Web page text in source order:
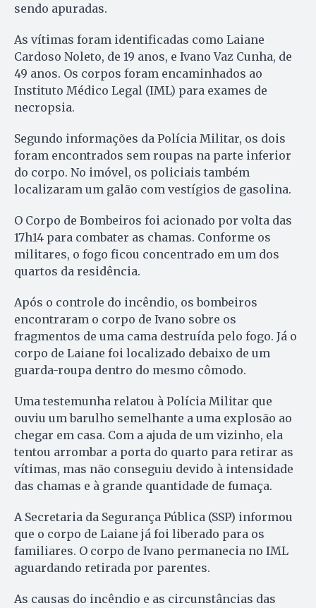
sendo apuradas.
As vítimas foram identificadas como Laiane
Cardoso Noleto, de 19 anos, e Ivano Vaz Cunha, de
49 anos. Os corpos foram encaminhados ao
Instituto Médico Legal (IML) para exames de
necropsia.
Segundo informações da Polícia Militar, os dois
foram encontrados sem roupas na parte inferior
do corpo. No imóvel, os policiais também
localizaram um galão com vestígios de gasolina.
O Corpo de Bombeiros foi acionado por volta das
17h14 para combater as chamas. Conforme os
militares, o fogo ficou concentrado em um dos
quartos da residência.
Após o controle do incêndio, os bombeiros
encontraram o corpo de Ivano sobre os
fragmentos de uma cama destruída pelo fogo. Já o
corpo de Laiane foi localizado debaixo de um
guarda-roupa dentro do mesmo cômodo.
Uma testemunha relatou à Polícia Militar que
ouviu um barulho semelhante a uma explosão ao
chegar em casa. Com a ajuda de um vizinho, ela
tentou arrombar a porta do quarto para retirar as
vítimas, mas não conseguiu devido à intensidade
das chamas e à grande quantidade de fumaça.
A Secretaria da Segurança Pública (SSP) informou
que o corpo de Laiane já foi liberado para os
familiares. O corpo de Ivano permanecia no IML
aguardando retirada por parentes.
As causas do incêndio e as circunstâncias das